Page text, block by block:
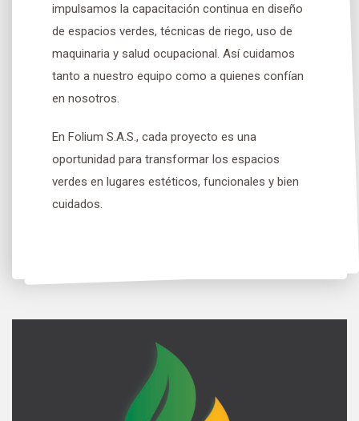
impulsamos la capacitación continua en diseño
de espacios verdes, técnicas de riego, uso de
maquinaria y salud ocupacional. Así cuidamos
tanto a nuestro equipo como a quienes confían
en nosotros.
En Folium S.A.S., cada proyecto es una
oportunidad para transformar los espacios
verdes en lugares estéticos, funcionales y bien
cuidados.